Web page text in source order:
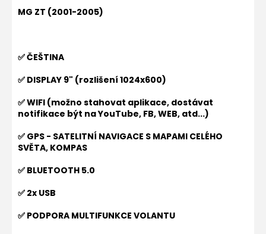
MG ZT (2001-2005)
✅ ČEŠTINA
✅ DISPLAY 9" (rozlišení 1024x600)
✅ WIFI (možno stahovat aplikace, dostávat
notifikace být na YouTube, FB, WEB, atd...)
✅ GPS - SATELITNÍ NAVIGACE S MAPAMI CELÉHO
SVĚTA, KOMPAS
✅ BLUETOOTH 5.0
✅ 2x USB
✅ PODPORA MULTIFUNKCE VOLANTU